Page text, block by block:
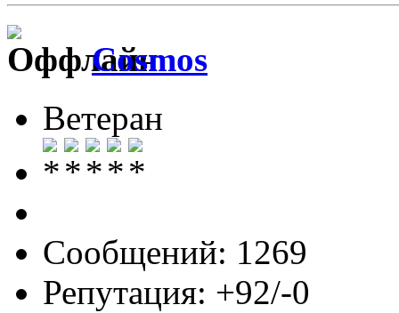
Cosmos
Ветеран
Сообщений: 1269
Репутация: +92/-0